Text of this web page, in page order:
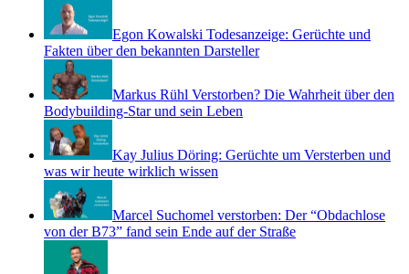
Egon Kowalski Todesanzeige: Gerüchte und
Fakten über den bekannten Darsteller
Markus Rühl Verstorben? Die Wahrheit über den
Bodybuilding-Star und sein Leben
Kay Julius Döring: Gerüchte um Versterben und
was wir heute wirklich wissen
Marcel Suchomel verstorben: Der “Obdachlose
von der B73” fand sein Ende auf der Straße